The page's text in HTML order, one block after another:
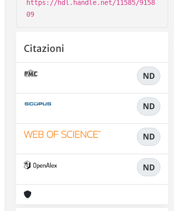
https://hdl.handle.net/11585/9158
09
Citazioni
ND
ND
ND
ND